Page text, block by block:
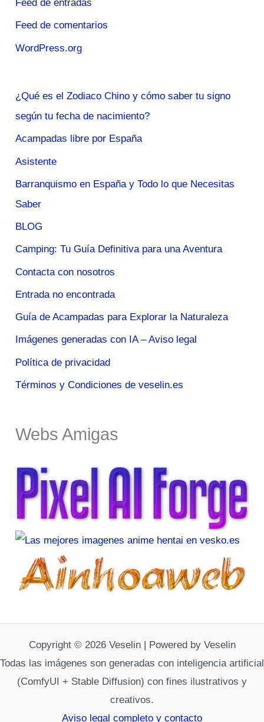
Feed de entradas
Feed de comentarios
WordPress.org
¿Qué es el Zodiaco Chino y cómo saber tu signo
según tu fecha de nacimiento?
Acampadas libre por España
Asistente
Barranquismo en España y Todo lo que Necesitas
Saber
BLOG
Camping: Tu Guía Definitiva para una Aventura
Contacta con nosotros
Entrada no encontrada
Guía de Acampadas para Explorar la Naturaleza
Imágenes generadas con IA – Aviso legal
Política de privacidad
Términos y Condiciones de veselin.es
Webs Amigas
Copyright © 2026 Veselin | Powered by Veselin
Todas las imágenes son generadas con inteligencia artificial
(ComfyUI + Stable Diffusion) con fines ilustrativos y
creativos.
Aviso legal completo y contacto